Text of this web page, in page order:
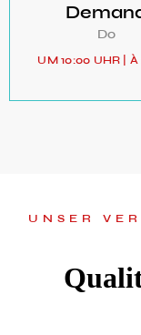
Do
UM 10:00 UHR | À
UNSER